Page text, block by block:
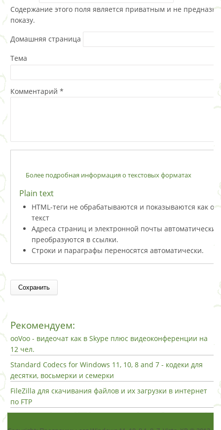
Содержание этого поля является приватным и не
показу.
Домашняя страница
Тема
Комментарий *
Более подробная информация о текстовых форматах
Plain text
HTML-теги не обрабатываются и показываются как
текст
Адреса страниц и электронной почты автоматически
преобразуются в ссылки.
Строки и параграфы переносятся автоматически.
Рекомендуем:
ooVoo - видеочат как в Skype плюс видеоконференции на
12 чел.
Standard Codecs for Windows 11, 10, 8 and 7 - кодеки для
десятки, восьмерки и семерки
FileZilla для скачивания файлов и их загрузки в интернет
по FTP